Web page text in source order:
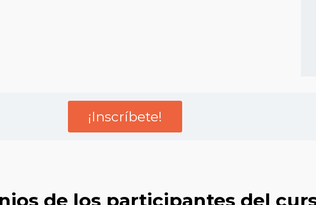
¡Inscríbete!
de los participantes del